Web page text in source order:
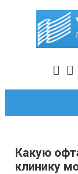
Какую
клинику